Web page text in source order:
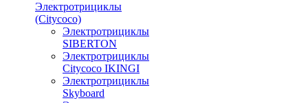
Электротрициклы
(Citycoco)
Электротрициклы
SIBERTON
Электротрициклы
Citycoco IKINGI
Электротрициклы
Skyboard